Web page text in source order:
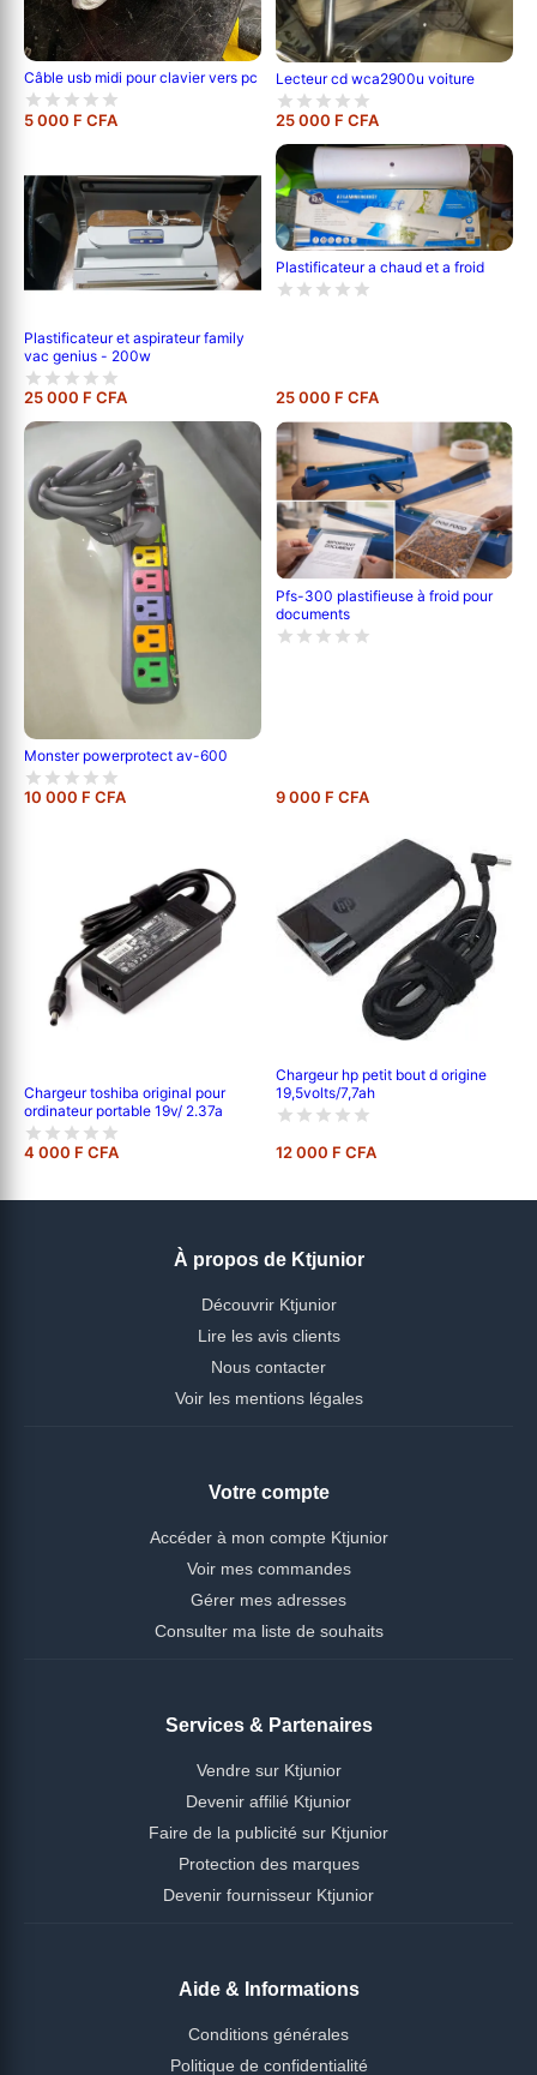
Câble usb midi pour clavier vers pc
5 000 F CFA
Lecteur cd wca2900u voiture
25 000 F CFA
Plastificateur et aspirateur family
vac genius - 200w
25 000 F CFA
Plastificateur a chaud et a froid
25 000 F CFA
Monster powerprotect av-600
10 000 F CFA
Pfs-300 plastifieuse à froid pour
documents
9 000 F CFA
Chargeur toshiba original pour
ordinateur portable 19v/ 2.37a
4 000 F CFA
Chargeur hp petit bout d origine
19,5volts/7,7ah
12 000 F CFA
À propos de Ktjunior
Découvrir Ktjunior
Lire les avis clients
Nous contacter
Voir les mentions légales
Votre compte
Accéder à mon compte Ktjunior
Voir mes commandes
Gérer mes adresses
Consulter ma liste de souhaits
Services & Partenaires
Vendre sur Ktjunior
Devenir affilié Ktjunior
Faire de la publicité sur Ktjunior
Protection des marques
Devenir fournisseur Ktjunior
Aide & Informations
Conditions générales
Politique de confidentialité